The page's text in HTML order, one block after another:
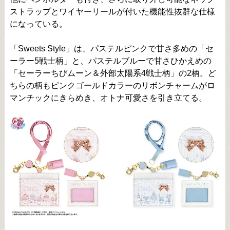
ストラップとワイヤーリールが付いた機能性抜群な仕様
になっている。
「Sweets Style」は、パステルピンクで甘さ多めの「セ
ーラー5戦士柄」と、パステルブルーで甘さひかえめの
「セーラーちびムーン＆外部太陽系4戦士柄」の2柄。ど
ちらの柄もピンクゴールドカラーのリボンチャームがロ
マンチックにきらめき、オトナ可愛さを引き立てる。